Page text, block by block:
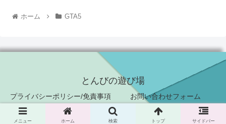
ホーム GTA5
とんびの遊び場
プライバシーポリシー/免責事項 お問い合わせフォーム
© 2021-2026 とんびの遊び場.
メニュー ホーム 検索 トップ サイドバー